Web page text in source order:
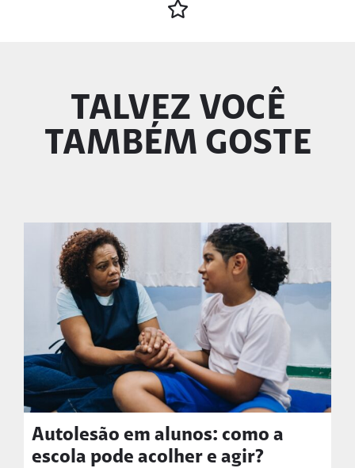
TALVEZ VOCÊ
TAMBÉM GOSTE
Autolesão em alunos: como a
escola pode acolher e agir?